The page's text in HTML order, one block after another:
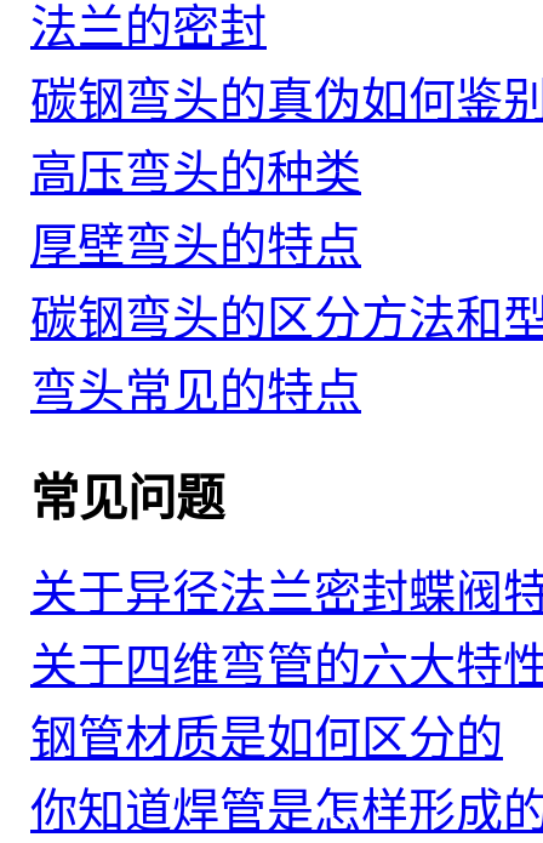
法兰的密封
碳钢弯头的真伪如何鉴
高压弯头的种类
厚壁弯头的特点
碳钢弯头的区分方法和
弯头常见的特点
常见问题
关于异径法兰密封蝶阀
关于四维弯管的六大特
钢管材质是如何区分的
你知道焊管是怎样形成